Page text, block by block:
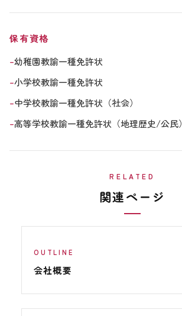
保有資格
幼稚園教諭一種免許状
小学校教諭一種免許状
中学校教諭一種免許状（社会）
高等学校教諭一種免許状（地理歴史/公民）
RELATED
関連ページ
OUTLINE
会社概要